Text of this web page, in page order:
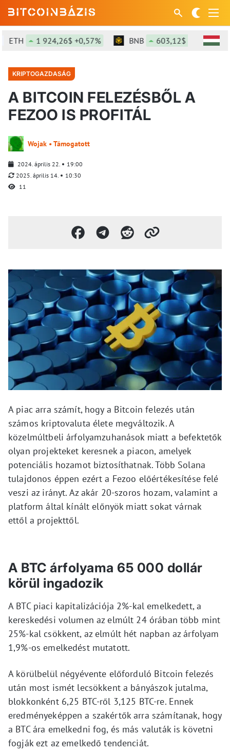
ETH 1 924,26$ +0,57% BNB 603,12$ +0,17%
KRIPTOGAZDASÁG
A BITCOIN FELEZÉSBŐL A
FEZOO IS PROFITÁL
Wojak • Támogatott
2024. április 22.
19:00
2025. április 14.
10:30
11
A piac arra számít, hogy a Bitcoin felezés után
számos kriptovaluta élete megváltozik. A
közelmúltbeli árfolyamzuhanások miatt a befektetők
olyan projekteket keresnek a piacon, amelyek
potenciális hozamot biztosíthatnak. Több Solana
tulajdonos éppen ezért a Fezoo előértékesítése felé
veszi az irányt. Az akár 20-szoros hozam, valamint a
platform által kínált előnyök miatt sokat várnak
ettől a projekttől.
A BTC árfolyama 65 000 dollár
körül ingadozik
A BTC piaci kapitalizációja 2%-kal emelkedett, a
kereskedési volumen az elmúlt 24 órában több mint
25%-kal csökkent, az elmúlt hét napban az árfolyam
1,9%-os emelkedést mutatott.
A körülbelül négyévente előforduló Bitcoin felezés
után most ismét lecsökkent a bányászok jutalma,
blokkonként 6,25 BTC-ről 3,125 BTC-re. Ennek
eredményeképpen a szakértők arra számítanak, hogy
a BTC ára emelkedni fog, és más valuták is követni
fogják ezt az emelkedő tendenciát.